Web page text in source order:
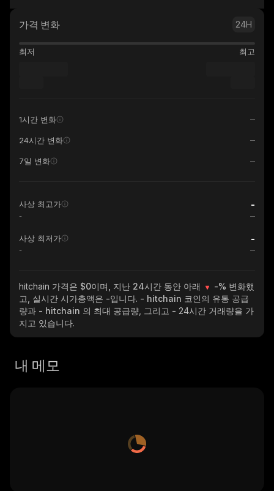
가격 변화 24H
최저 최고
1시간 변화
24시간 변화
7일 변화
사상 최고가 -
-
사상 최저가 -
-
hitchain 가격은 $0이며, 지난 24시간 동안 아래 -% 변화했
고, 실시간 시가총액은 -입니다. - hitchain 코인의 유통 공급
량과 - hitchain 의 최대 공급량, 그리고 - 24시간 거래량을 가
지고 있습니다.
내 메모